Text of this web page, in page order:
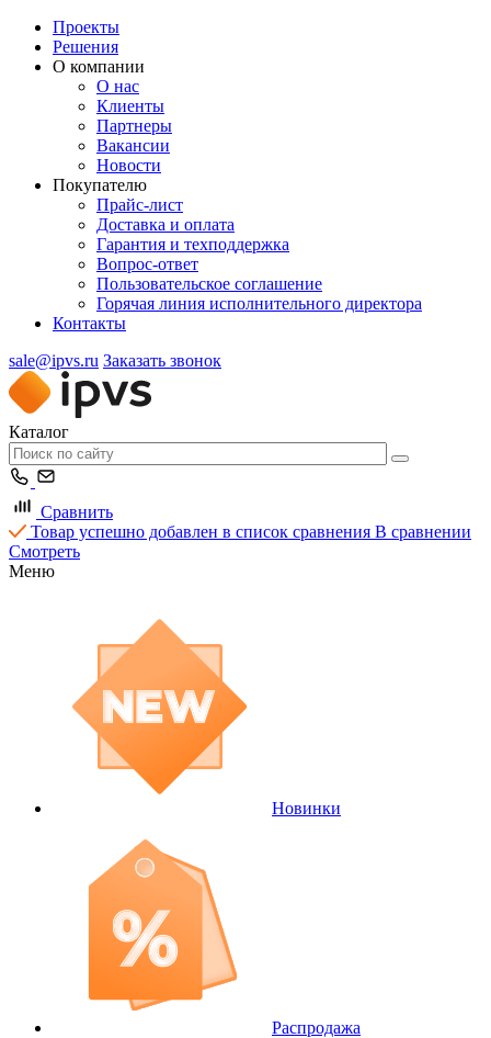
Проекты
Решения
О компании
О нас
Клиенты
Партнеры
Вакансии
Новости
Покупателю
Прайс-лист
Доставка и оплата
Гарантия и техподдержка
Вопрос-ответ
Пользовательское соглашение
Горячая линия исполнительного директора
Контакты
sale@ipvs.ru Заказать звонок
Каталог
Сравнить
Товар успешно добавлен в список сравнения В сравнении
Смотреть
Меню
Новинки
Распродажа